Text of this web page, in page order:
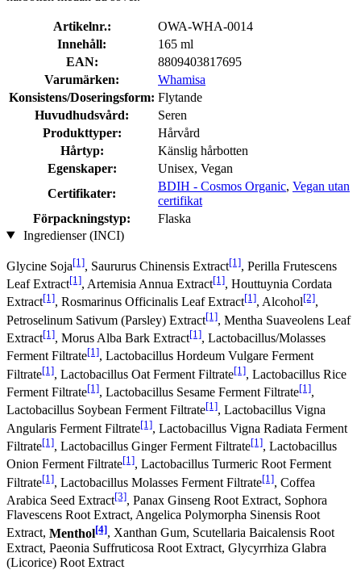
Artikelnr.:
OWA-WHA-0014
Innehåll:
165 ml
EAN:
8809403817695
Varumärken:
Whamisa
Konsistens/Doseringsform: Flytande
Huvudhudsvård:
Seren
Produkttyper:
Hårvård
Hårtyp:
Känslig hårbotten
Egenskaper:
Unisex, Vegan
Certifikater:
BDIH - Cosmos Organic, Vegan utan
certifikat
Förpackningstyp:
Flaska
Ingredienser (INCI)
Glycine Soja[1], Saururus Chinensis Extract[1], Perilla Frutescens
Leaf Extract[1], Artemisia Annua Extract[1], Houttuynia Cordata
Extract[1], Rosmarinus Officinalis Leaf Extract[1], Alcohol[2],
Petroselinum Sativum (Parsley) Extract[1], Mentha Suaveolens Leaf
Extract[1], Morus Alba Bark Extract[1], Lactobacillus/Molasses
Ferment Filtrate[1], Lactobacillus Hordeum Vulgare Ferment
Filtrate[1], Lactobacillus Oat Ferment Filtrate[1], Lactobacillus Rice
Ferment Filtrate[1], Lactobacillus Sesame Ferment Filtrate[1],
Lactobacillus Soybean Ferment Filtrate[1], Lactobacillus Vigna
Angularis Ferment Filtrate[1], Lactobacillus Vigna Radiata Ferment
Filtrate[1], Lactobacillus Ginger Ferment Filtrate[1], Lactobacillus
Onion Ferment Filtrate[1], Lactobacillus Turmeric Root Ferment
Filtrate[1], Lactobacillus Molasses Ferment Filtrate[1], Coffea
Arabica Seed Extract[3], Panax Ginseng Root Extract, Sophora
Flavescens Root Extract, Angelica Polymorpha Sinensis Root
Extract, Menthol[4], Xanthan Gum, Scutellaria Baicalensis Root
Extract, Paeonia Suffruticosa Root Extract, Glycyrrhiza Glabra
(Licorice) Root Extract